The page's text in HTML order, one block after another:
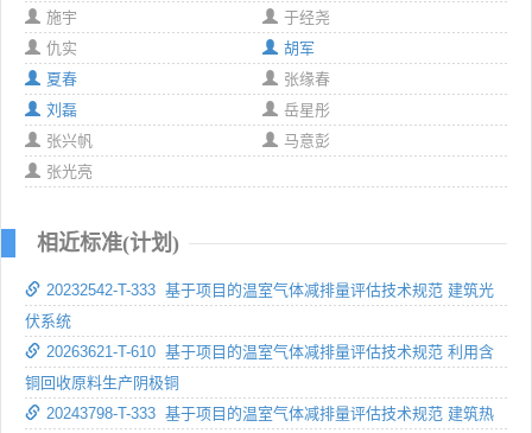
施宇
于经尧
仇实
胡军
夏春
张缘春
刘磊
岳星彤
张兴帆
马意彭
张光亮
相近标准(计划)
20232542-T-333 基于项目的温室气体减排量评估技术规范 建筑光
伏系统
20263621-T-610 基于项目的温室气体减排量评估技术规范 利用含
铜回收原料生产阴极铜
20243798-T-333 基于项目的温室气体减排量评估技术规范 建筑热